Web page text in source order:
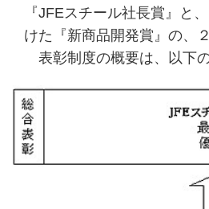
『JFEスチール社長賞』と
けた『新商品開発賞』の、
表彰制度の概要は、以下